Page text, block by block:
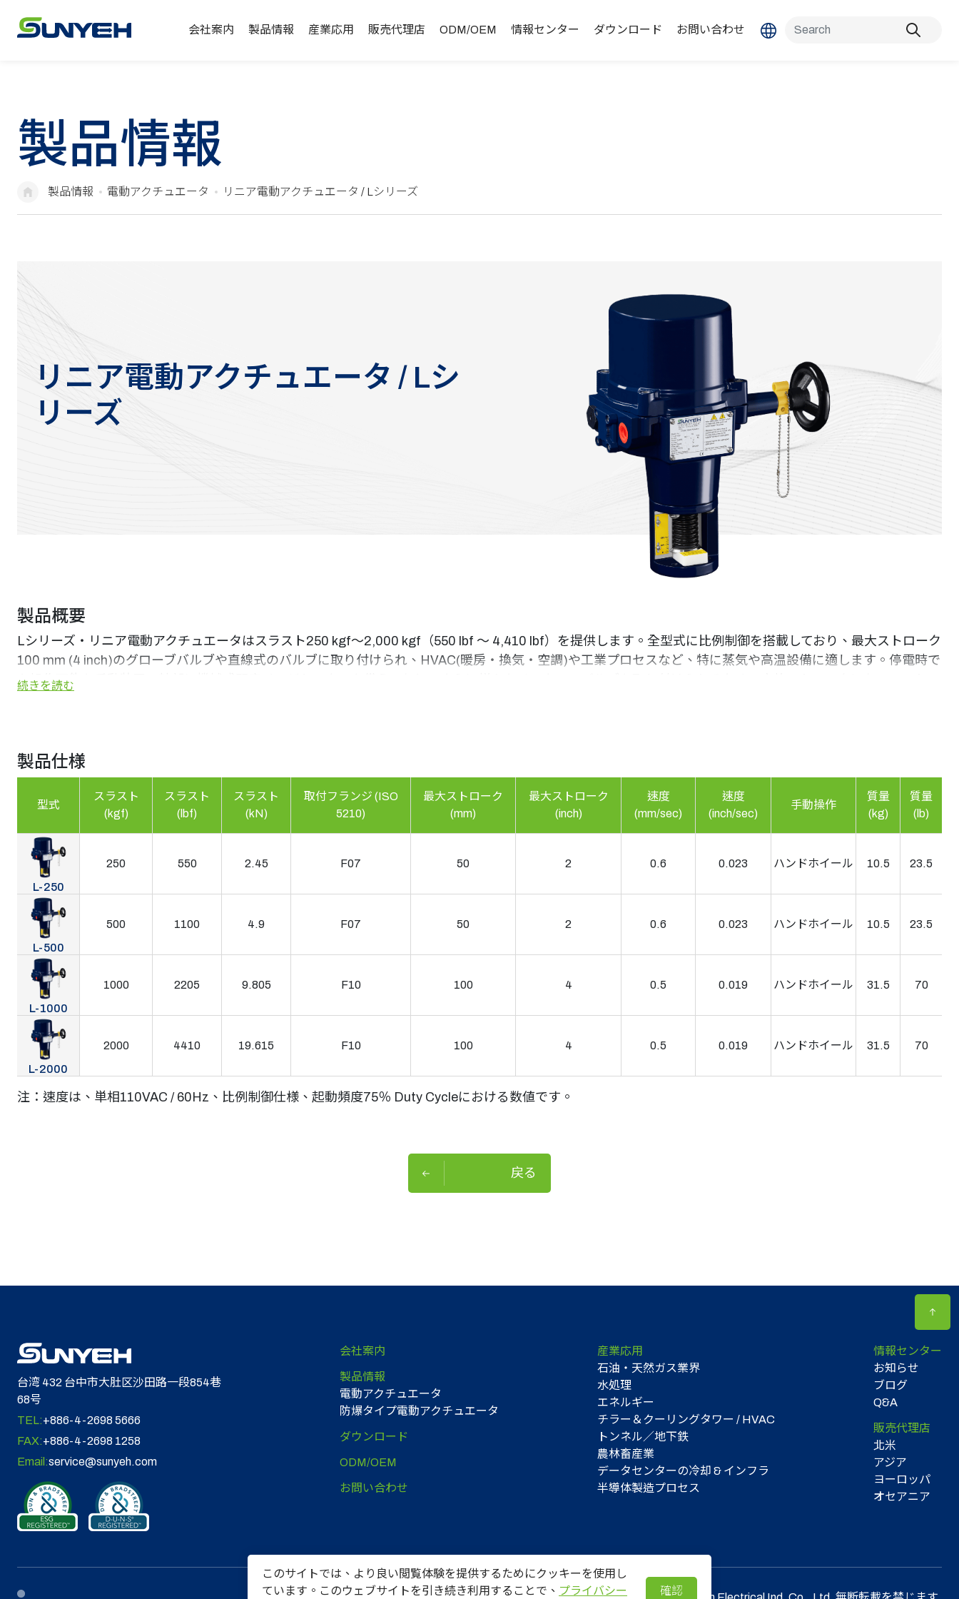
会社案内 製品情報 産業応用 販売代理店 ODM/OEM 情報センター ダウンロード お問い合わせ
製品情報
製品情報 電動アクチュエータ リニア電動アクチュエータ / Lシリーズ
リニア電動アクチュエータ / Lシ
リーズ
製品概要
Lシリーズ・リニア電動アクチュエータはスラスト250 kgf～2,000 kgf（550 lbf ～ 4,410 lbf）を提供します。全型式に比例制御を搭載しており、最大ストローク
100 mm (4 inch)のグローブバルブや直線式のバルブに取り付けられ、HVAC(暖房・換気・空調)や工業プロセスなど、特に蒸気や高温設備に適します。停電時で
も操作可能な手動装置、軸部に機械式開度インジケータ、を備えており、さらに様々なメーカーのバルブを取り付けられるため、定格ストロークにおいてストロ
続きを読む
製品仕様
型式
スラスト
(kgf)
スラスト
(lbf)
スラスト
(kN)
取付フランジ (ISO
5210)
最大ストローク
(mm)
最大ストローク
(inch)
速度
(mm/sec)
速度
(inch/sec)
手動操作
質量
(kg)
質量
(lb)
L-250
250 550 2.45 F07 50 2 0.6 0.023 ハンドホイール 10.5 23.5
L-500
500 1100 4.9 F07 50 2 0.6 0.023 ハンドホイール 10.5 23.5
L-1000
1000 2205 9.805 F10 100 4 0.5 0.019 ハンドホイール 31.5 70
L-2000
2000 4410 19.615 F10 100 4 0.5 0.019 ハンドホイール 31.5 70
注：速度は、単相110VAC / 60Hz、比例制御仕様、起動頻度75％ Duty Cycleにおける数値です。
戻る
台湾 432 台中市大肚区沙田路一段854巷
68号
TEL:+886-4-2698 5666
FAX:+886-4-2698 1258
Email:service@sunyeh.com
会社案内
製品情報
電動アクチュエータ
防爆タイプ電動アクチュエータ
ダウンロード
ODM/OEM
お問い合わせ
産業応用
石油・天然ガス業界
水処理
エネルギー
チラー＆クーリングタワー / HVAC
トンネル／地下鉄
農林畜産業
データセンターの冷却 & インフラ
半導体製造プロセス
情報センター
お知らせ
ブログ
Q&A
販売代理店
北米
アジア
ヨーロッパ
オセアニア
このサイトでは、より良い閲覧体験を提供するためにクッキーを使用し
ています。このウェブサイトを引き続き利用することで、 プライバシー 確認